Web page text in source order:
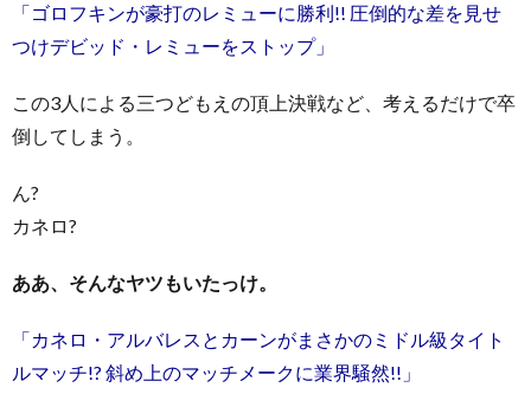
「ゴロフキンが豪打のレミューに勝利!! 圧倒的な差を見せ
つけデビッド・レミューをストップ」
この3人による三つどもえの頂上決戦など、考えるだけで卒
倒してしまう。
ん?
カネロ?
ああ、そんなヤツもいたっけ。
「カネロ・アルバレスとカーンがまさかのミドル級タイト
ルマッチ!? 斜め上のマッチメークに業界騒然!!」